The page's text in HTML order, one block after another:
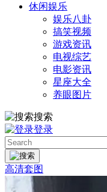
休闲娱乐
娱乐八卦
搞笑视频
游戏资讯
电视综艺
电影资讯
星座大全
养眼图片
搜索
登录
高清套图